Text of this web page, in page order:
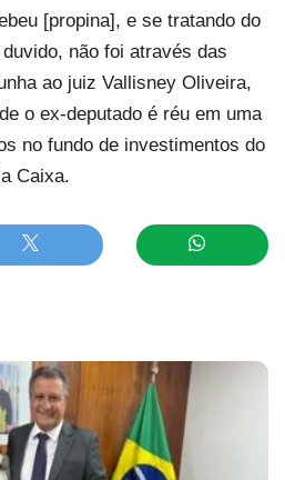
[propina], e se tratando do
não foi através das
ao juiz Vallisney Oliveira,
o ex-deputado é réu em uma
no fundo de investimentos do
Caixa.